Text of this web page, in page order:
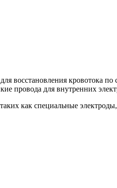
восстановления кровотока
провода для внутренних
как специальные